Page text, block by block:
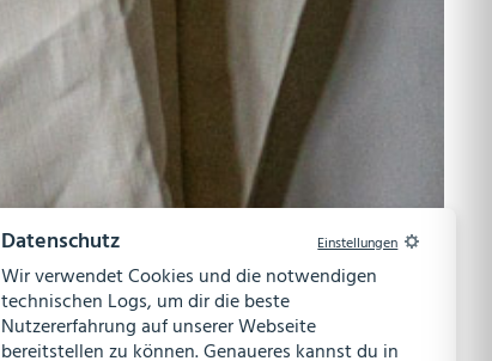
Datenschutz Einstellungen
Wir verwendet Cookies und die notwendigen
technischen Logs, um dir die beste
Nutzererfahrung auf unserer Webseite
bereitstellen zu können. Genaueres kannst du in